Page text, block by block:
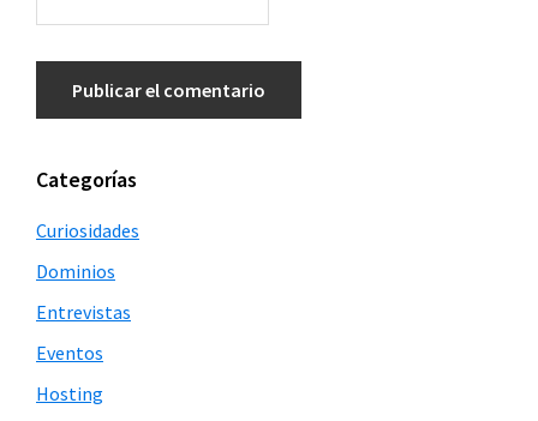
Barra
lateral
principal
Categorías
Curiosidades
Dominios
Entrevistas
Eventos
Hosting